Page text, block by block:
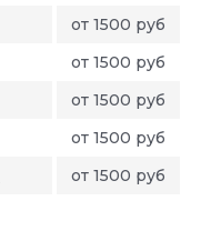
от 1500 руб
от 1500 руб
от 1500 руб
от 1500 руб
от 1500 руб